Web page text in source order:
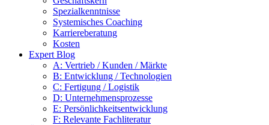
Spezialkenntnisse
Systemisches Coaching
Karriereberatung
Kosten
Expert Blog
A: Vertrieb / Kunden / Märkte
B: Entwicklung / Technologien
C: Fertigung / Logistik
D: Unternehmensprozesse
E: Persönlichkeitsentwicklung
F: Relevante Fachliteratur